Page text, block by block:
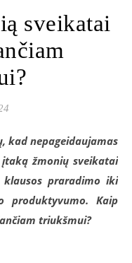
sveikatai
kad nepageidaujamas
žmonių sveikatai
praradimo iki
produktyvumo. Kaip
triukšmui?